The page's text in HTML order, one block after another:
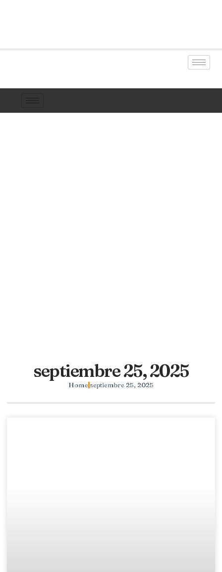
septiembre 25, 2025
Home septiembre 25, 2025